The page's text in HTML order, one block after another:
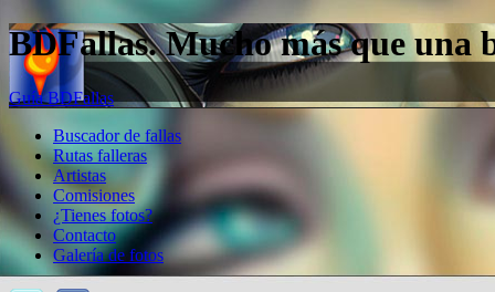
BDFallas. Mucho más que una
Guía BDFallas
Buscador de fallas
Rutas falleras
Artistas
Comisiones
¿Tienes fotos?
Contacto
Galería de fotos